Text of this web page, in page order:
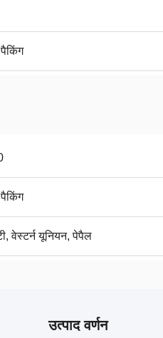
वेस्टर्न यूनियन, पेपैल
उत्पाद वर्णन